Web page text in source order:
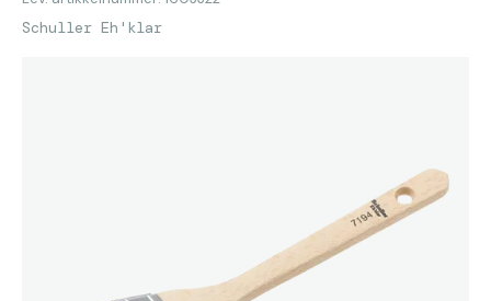
Schuller Eh'klar